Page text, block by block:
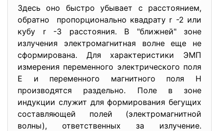
Здесь оно быстро убывает с расстоянием,
обратно пропорционально квадрату r -2 или
кубу r -3 расстояния. В "ближней" зоне
излучения электромагнитная волне еще не
сформирована. Для характеристики ЭМП
измерения переменного электрического поля
Е и переменного магнитного поля Н
производятся раздельно. Поле в зоне
индукции служит для формирования бегущих
составляющей полей (электромагнитной
волны), ответственных за излучение.